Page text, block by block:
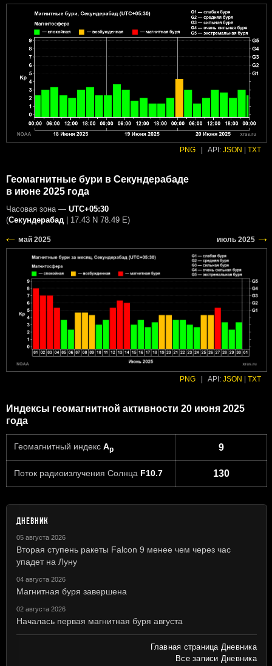
PNG API: JSON TXT
Геомагнитные бури в Секундерабаде
в июне 2025 года
Часовая зона — UTC+05:30
(Секундерабад 17.43 N 78.49 E)
PNG API: JSON TXT
Индексы геомагнитной активности 20 июня 2025
года
Геомагнитный индекс Ap 9
Поток радиоизлучения Солнца F10.7 130
ДНЕВНИК
05 августа 2026
Вторая ступень ракеты Falcon 9 менее чем через час
упадет на Луну
04 августа 2026
Магнитная буря завершена
02 августа 2026
Началась первая магнитная буря августа
Главная страница Дневника
Все записи Дневника